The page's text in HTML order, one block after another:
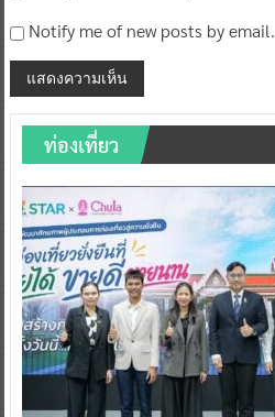
Notify me of new posts by email.
ท่องเที่ยว